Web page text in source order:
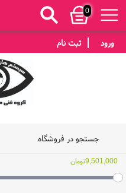
0
ورود ثبت نام
جستجو در فروشگاه
9,501,000تومان